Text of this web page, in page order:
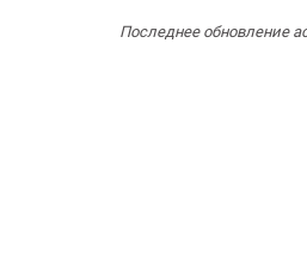
Последнее обновление